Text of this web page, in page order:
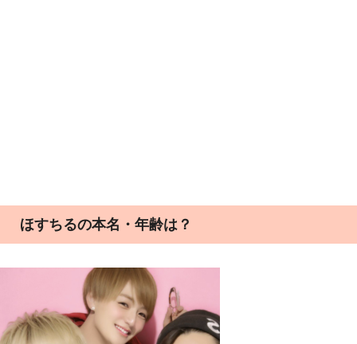
ほすちるの本名・年齢は？